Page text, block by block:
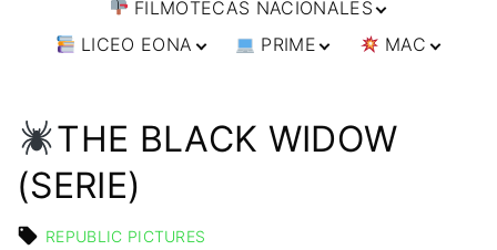
DIRECTORES (L-
W)
ANIMACIÓN
ARTES MARCIALES
CINE DOCUMENTAL
ESPIONAJE
COMEDIA
FILMOTECAS NACIONALES
AFRICA
BRASIL
CHILE
ASIA
INDIA
JAPÓN
EUROPA
ALEMANIA
LICEO EONA
TALLERES
ONLINE
FILM DOCTOR
IMAGEN & VIDEO
SERVICIOS DE
PRIME
IMPRESCINDIBLES
MAC
ANIME
🗨 CÓMICS
THE BLACK WIDOW
(SERIE)
REPUBLIC PICTURES